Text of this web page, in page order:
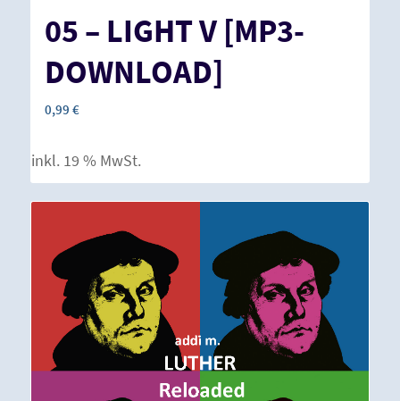
05 – LIGHT V [MP3-
DOWNLOAD]
0,99 €
inkl. 19 % MwSt.